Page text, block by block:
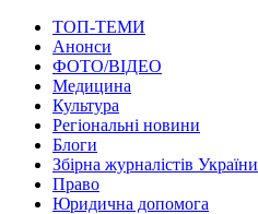
ТОП-ТЕМИ
Анонси
ФОТО/ВІДЕО
Медицина
Культура
Регіональні новини
Блоги
Збірна журналістів України
Право
Юридична допомога